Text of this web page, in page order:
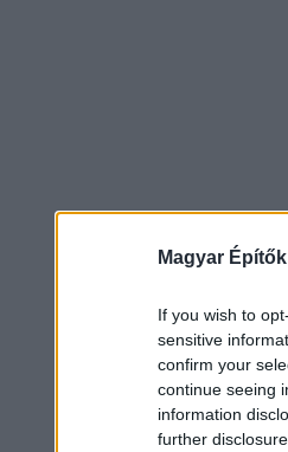
Magyar
If you wish to
sensitive
confirm your
continue seeing
information
further